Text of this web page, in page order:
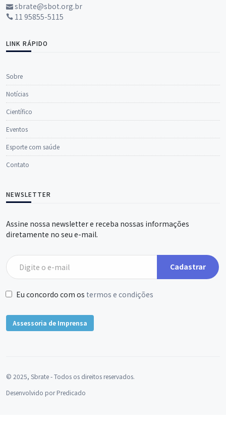
sbrate@sbot.org.br
11 95855-5115
LINK RÁPIDO
Sobre
Notícias
Científico
Eventos
Esporte com saúde
Contato
NEWSLETTER
Assine nossa newsletter e receba nossas informações
diretamente no seu e-mail.
Cadastrar
Eu concordo com os termos e condições
Assessoria de Imprensa
© 2025, Sbrate - Todos os direitos reservados.
Desenvolvido porPredicado